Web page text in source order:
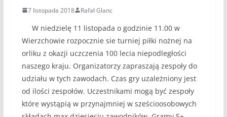
7 listopada 2018 Rafał Glanc
W niedzielę 11 listopada o godzinie 11.00 w
Wierzchowie rozpocznie sie turniej piłki nożnej na
orliku z okazji uczczenia 100 lecia niepodległości
naszego kraju. Organizatorzy zapraszają zespoły do
udziału w tych zawodach. Czas gry uzależniony jest
od ilości zespołów. Uczestnikami mogą być zespoły
które wystąpią w przynajmniej w sześcioosobowych